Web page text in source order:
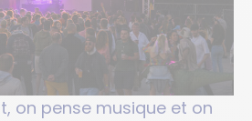
on pense musique et on